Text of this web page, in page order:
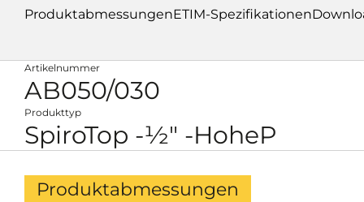
ProduktabmessungenETIM-Spezifikationen
Artikelnummer
AB050/030
Produkttyp
SpiroTop -½" -HoheP
Produktabmessungen